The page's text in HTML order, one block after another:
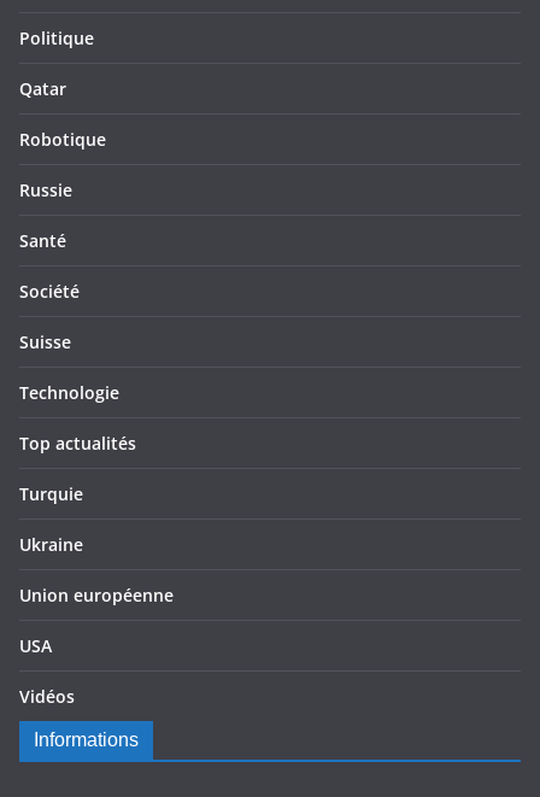
Politique
Qatar
Robotique
Russie
Santé
Société
Suisse
Technologie
Top actualités
Turquie
Ukraine
Union européenne
USA
Vidéos
Informations